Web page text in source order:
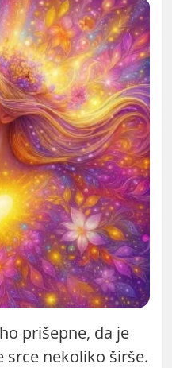
prišepne, da je
srce nekoliko širše.